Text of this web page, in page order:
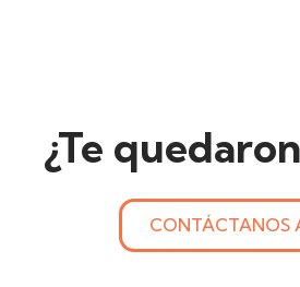
¿Te
CONTÁCTANOS